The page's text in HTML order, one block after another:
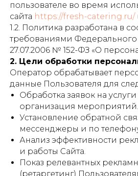
пользователе во время
сайта https://fresh-catering.ru/
1.2. Политика разработана в
требованиями Федерального
27.07.2006 № 152-ФЗ «О
2. Цели обработки
Оператор обрабатывает
данные Пользователя для
Обработка заявок на
организация мероприятий.
Установление обратной
мессенджеры и по
Анализ эффективности
и работы Сайта.
Показ релевантных
(ретаргетинг)